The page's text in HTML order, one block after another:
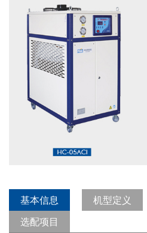
基本信息 机型定义
选配项目